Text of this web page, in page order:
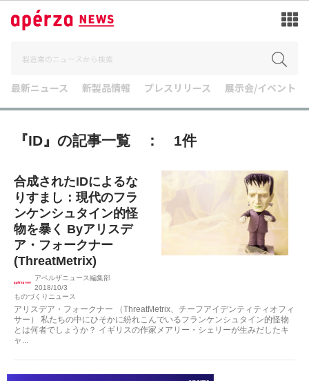
最新ニュース 新製品情報 プレスリリース 展示会/イベント
『ID』の記事一覧 ： 1件
合成されたIDによるな
りすまし：現代のフラ
ンケンシュタイン的怪
物を暴く Byアリスデ
ア・フォークナー
(ThreatMetrix)
アペルザニュース編集部
2018/10/3
ものづくりニュース
アリスデア・フォークナー （ThreatMetrix、チーフアイデンティティオフィ
サー） 私たちの中にひそかに紛れこんでいるフランケンシュタイン的怪物
とは何者でしょうか？ イギリスの作家メアリー・シェリーが生みだしたキ
ャ...